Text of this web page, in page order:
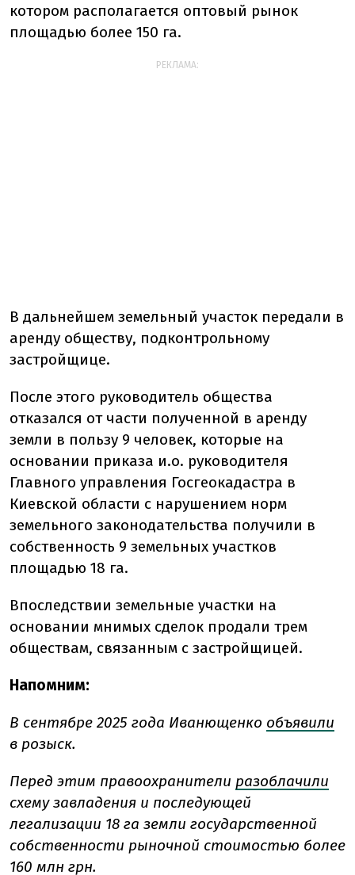
котором располагается оптовый рынок
площадью более 150 га.
РЕКЛАМА:
В дальнейшем земельный участок передали в
аренду обществу, подконтрольному
застройщице.
После этого руководитель общества
отказался от части полученной в аренду
земли в пользу 9 человек, которые на
основании приказа и.о. руководителя
Главного управления Госгеокадастра в
Киевской области с нарушением норм
земельного законодательства получили в
собственность 9 земельных участков
площадью 18 га.
Впоследствии земельные участки на
основании мнимых сделок продали трем
обществам, связанным с застройщицей.
Напомним:
В сентябре 2025 года Иванющенко объявили
в розыск.
Перед этим правоохранители разоблачили
схему завладения и последующей
легализации 18 га земли государственной
собственности рыночной стоимостью более
160 млн грн.